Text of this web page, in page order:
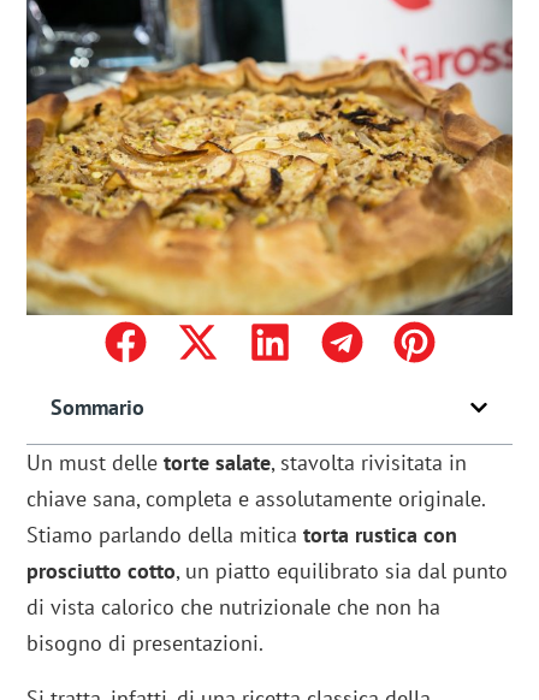
Sommario
Un must delletorte salate, stavolta rivisitata in
chiave sana, completa e assolutamente originale.
Stiamo parlando della miticatorta rustica con
prosciutto cotto, un piatto equilibrato sia dal punto
di vista calorico che nutrizionale che non ha
bisogno di presentazioni.